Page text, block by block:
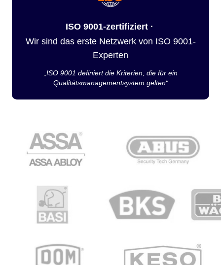
ISO 9001-zertifiziert ·
Wir sind das erste Netzwerk von ISO 9001-
Experten
„ISO 9001 definiert die Kriterien, die für ein
Qualitätsmanagementsystem gelten“